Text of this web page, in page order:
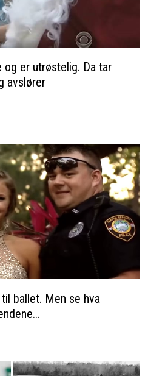
og er utrøstelig. Da tar
avslører
ballet. Men se hva